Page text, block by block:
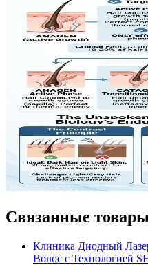
Связанные товары
Клиника Диодный
Волос с Технологией